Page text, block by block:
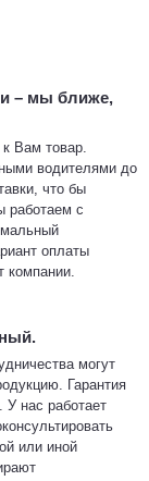
– мы ближе,
Вам товар.
водителями до
что бы
работаем с
оплаты
компании.
могут
Гарантия
нас работает
или иной